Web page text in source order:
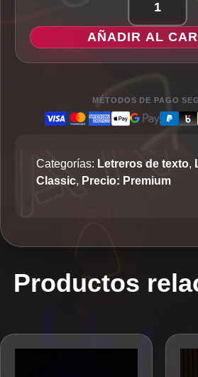
Today
Is
A
Good
(block)
-
Letrero
Classic
cantidad
AÑADIR AL
MÉTODOS DE PAGO
Categorías: Letreros de texto,
Classic, Precio: Premium
Productos